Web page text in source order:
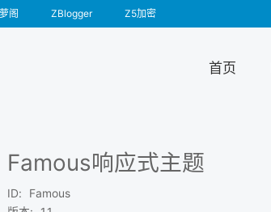
阁 ZBlogger Z5加密
首页
Famous响应式主题
ID:
Famous